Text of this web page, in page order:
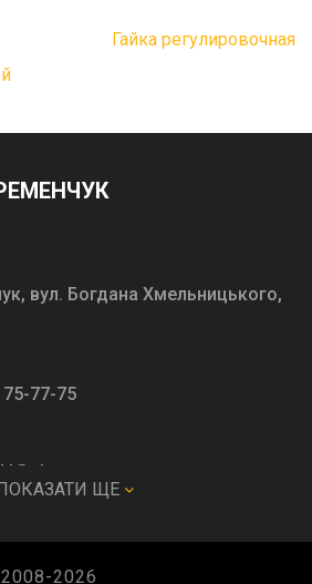
Гайка регулировочная
вул. Богдана Хмельницького,
77-75
ЩЕ
2026